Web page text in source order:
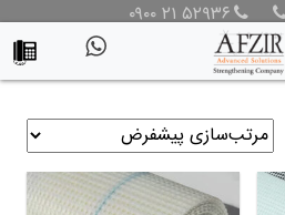
۰۹۰۰ ۲۱ ۵۲۹۳۶
محصولات مقاوم سازی / مش FRP